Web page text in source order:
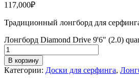
117,000₽
Традиционный лонгборд для
Лонгборд Diamond Drive 9'6" (2.0)
В корзину
Категории: Доски для серфинга,